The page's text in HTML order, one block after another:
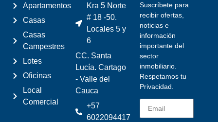
Apartamentos
Casas
Casas
Campestres
Lotes
Oficinas
Local
Comercial
Kra 5 Norte
# 18 -50.
Locales 5 y
6
CC. Santa
Lucía. Cartago
- Valle del
Cauca
+57
6022094417
Suscríbete para
recibir ofertas,
noticias e
información
importante del
sector
inmobiliario.
Respetamos tu
Privacidad.